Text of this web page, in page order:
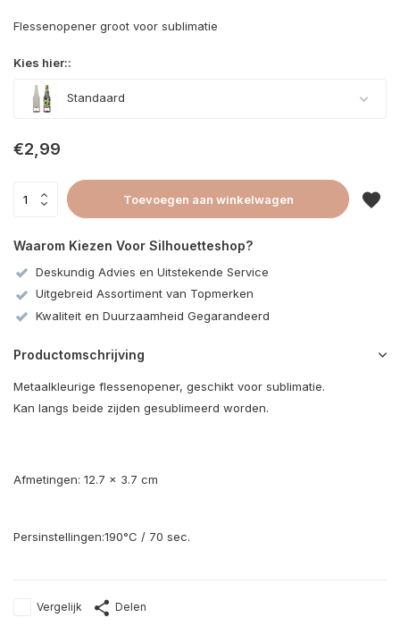
Flessenopener groot voor sublimatie
Kies hier::
Standaard
€2,99
Toevoegen aan winkelwagen
Waarom Kiezen Voor Silhouetteshop?
Deskundig Advies en Uitstekende Service
Uitgebreid Assortiment van Topmerken
Kwaliteit en Duurzaamheid Gegarandeerd
Productomschrijving
Metaalkleurige flessenopener, geschikt voor sublimatie.
Kan langs beide zijden gesublimeerd worden.
Afmetingen: 12.7 x 3.7 cm
Persinstellingen:190°C / 70 sec.
Vergelijk Delen